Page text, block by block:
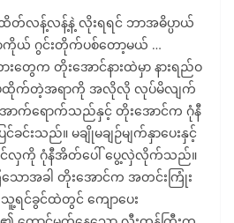
တ်လန့်လန့်နဲ့ လိုးရရင် ဘာအဓိပ္ပာယ်
ယ် ဂွင်းတိုက်ပစ်တော့မယ် …
းတွေက တိုးအောင်နားထဲမှာ နားရည်ဝ
ပ်ထိုက်တဲ့အရာကို အလိုလို လုပ်မိလျက်
အောက်ရောက်သည်နှင့် တိုးအောင်က ဂုံနီ
င်းသည်။ မချိုမချဉ်မျက်နှာပေးနှင့်
င်လှကို ဂုံနီအိတ်ပေါ် ပွေ့လှဲလိုက်သည်။
ောအခါ တိုးအောင်က အတင်းကြုံး
င်ခွင်ထဲတွင် ကျောပေး